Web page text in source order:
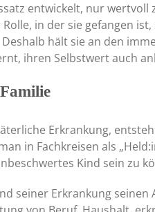
entwickelt, nur
in der sie gefangen
hält sie an den
ihren Selbstwert auch
Erkrankung,
in Fachkreisen als
Kind sein zu
seiner Erkrankung